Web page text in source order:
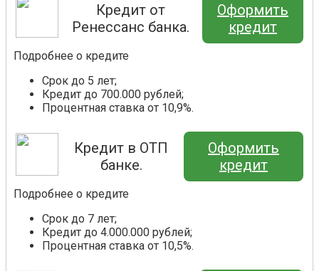
Кредит от
Ренессанс банка.
Оформить
кредит
Подробнее о кредите
Срок до 5 лет;
Кредит до 700.000 рублей;
Процентная ставка от 10,9%.
Кредит в ОТП
банке.
Оформить
кредит
Подробнее о кредите
Срок до 7 лет;
Кредит до 4.000.000 рублей;
Процентная ставка от 10,5%.